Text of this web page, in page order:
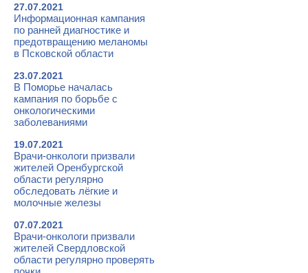
27.07.2021
Информационная кампания
по ранней диагностике и
предотвращению меланомы
в Псковской области
23.07.2021
В Поморье началась
кампания по борьбе с
онкологическими
заболеваниями
19.07.2021
Врачи-онкологи призвали
жителей Оренбургской
области регулярно
обследовать лёгкие и
молочные железы
07.07.2021
Врачи-онкологи призвали
жителей Свердловской
области регулярно проверять